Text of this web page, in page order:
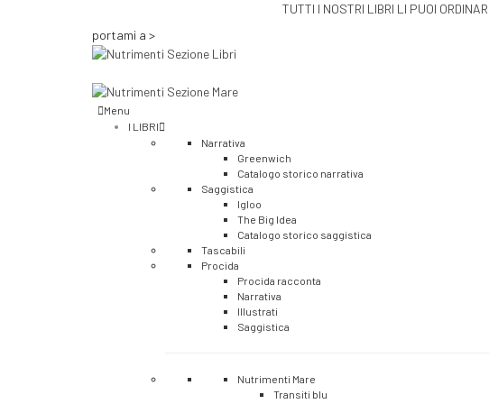
TUTTI I NOSTRI LIBRI LI PUOI
portami a >
Menu
I LIBRI
Narrativa
Greenwich
Catalogo storico narrativa
Saggistica
Igloo
The Big Idea
Catalogo storico saggistica
Tascabili
Procida
Procida racconta
Narrativa
Illustrati
Saggistica
Nutrimenti Mare
Transiti blu